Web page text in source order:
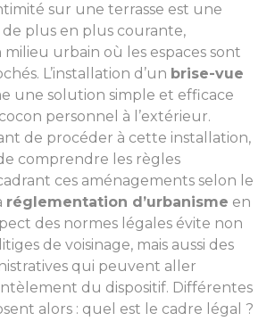
sur une terrasse est une
plus en plus courante,
urbain où les espaces sont
L’installation d’un brise-vue
une solution simple et efficace
personnel à l’extérieur.
de procéder à cette installation,
comprendre les règles
ces aménagements selon le
réglementation d’urbanisme en
des normes légales évite non
de voisinage, mais aussi des
qui peuvent aller
du dispositif. Différentes
alors : quel est le cadre légal ?